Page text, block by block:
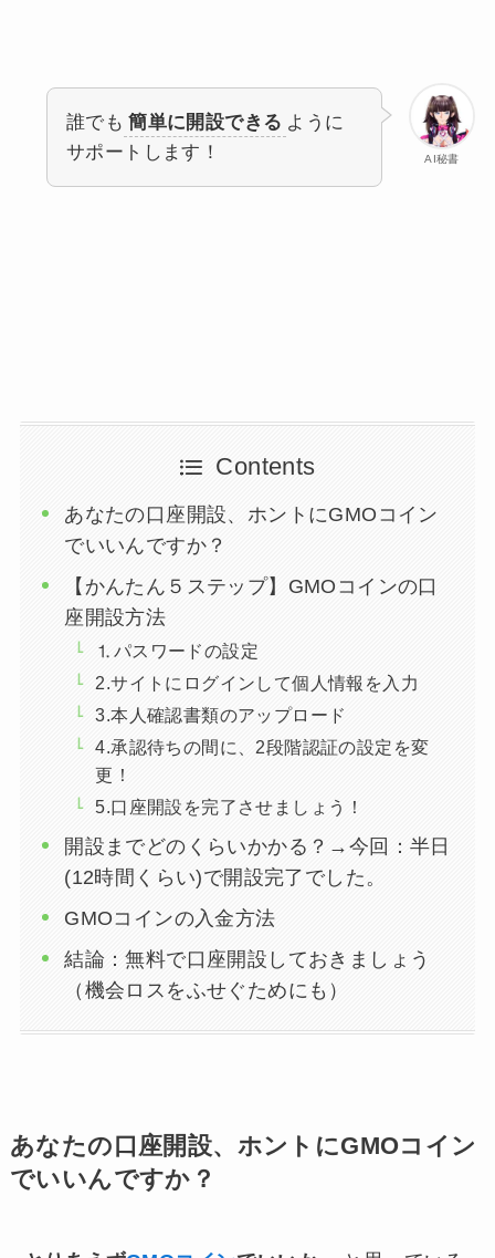
AI秘書
誰でも 簡単に開設できる ように
サポートします！
Contents
あなたの口座開設、ホントにGMOコイン
でいいんですか？
【かんたん５ステップ】GMOコインの口
座開設方法
⒈パスワードの設定
2.サイトにログインして個人情報を入力
3.本人確認書類のアップロード
4.承認待ちの間に、2段階認証の設定を変
更！
5.口座開設を完了させましょう！
開設までどのくらいかかる？→今回：半日
(12時間くらい)で開設完了でした。
GMOコインの入金方法
結論：無料で口座開設しておきましょう
（機会ロスをふせぐためにも）
あなたの口座開設、ホントにGMOコイン
でいいんですか？